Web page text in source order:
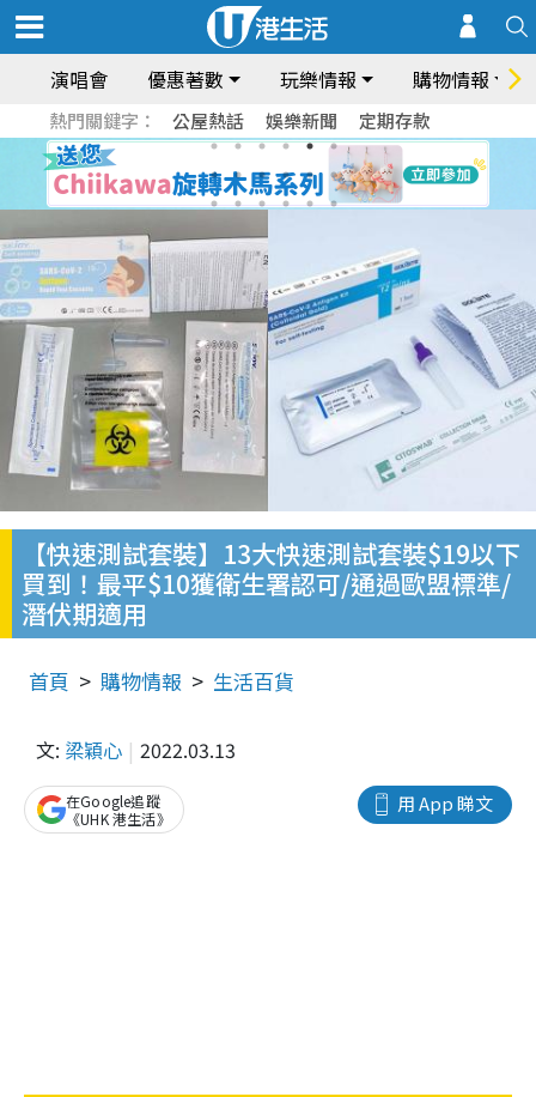
演唱會 優惠著數 玩樂情報 購物情報
熱門關鍵字： 公屋熱話 娛樂新聞 定期存款
【快速測試套裝】13大快速測試套裝$19以下
買到！最平$10獲衛生署認可/通過歐盟標準/
潛伏期適用
首頁 購物情報 生活百貨
文: 梁穎心 2022.03.13
用 App 睇文
在Google追蹤
《UHK 港生活》